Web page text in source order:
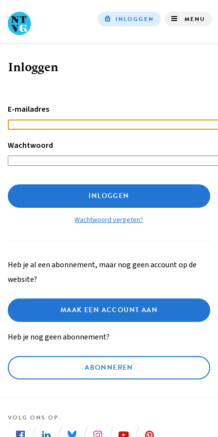
INLOGGEN MENU
Kruimelpad
Inloggen
E-mailadres
Wachtwoord
INLOGGEN
Wachtwoord vergeten?
Heb je al een abonnement, maar nog geen account op de
website?
MAAK EEN ACCOUNT AAN
Heb je nog geen abonnement?
ABONNEREN
VOLG ONS OP